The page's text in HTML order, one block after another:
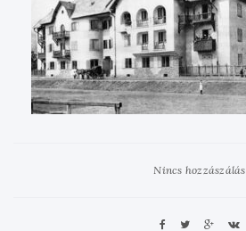
Nincs hozzászálás